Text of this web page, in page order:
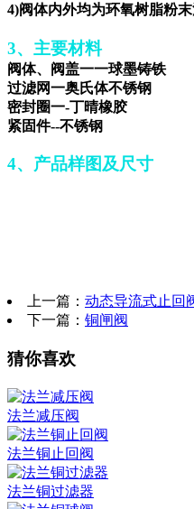
4)阀体内外均为环氧树脂粉
3、主要材料
阀体、阀盖一一球墨铸铁
过滤网一奥氏体不锈钢
密封圈一-丁晴橡胶
紧固件--不锈钢
4、产品样图及尺寸
上一篇： 动态导流式止回
下一篇： 铜闸阀
猜你喜欢
法兰减压阀
法兰铜止回阀
法兰铜过滤器